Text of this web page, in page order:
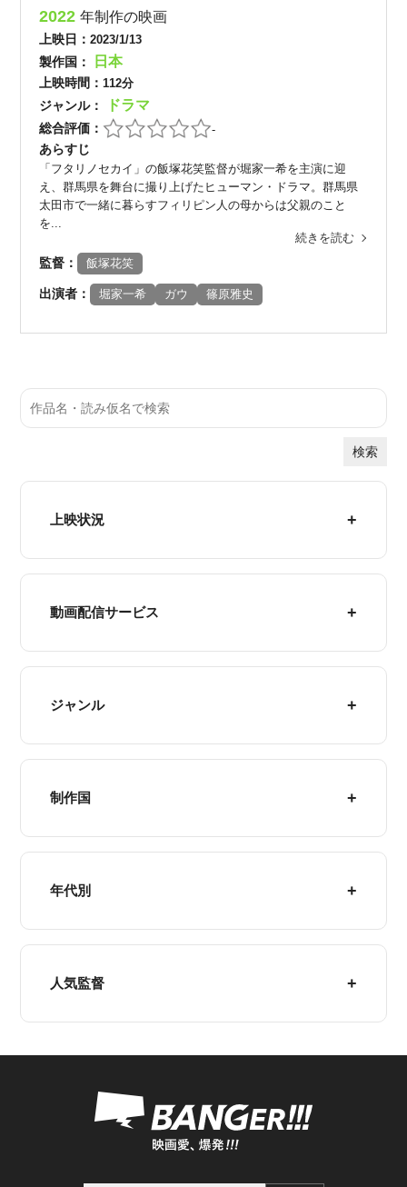
2022年制作の映画
上映日：2023/1/13
製作国： 日本
上映時間： 112分
ジャンル： ドラマ
総合評価： -
あらすじ
「フタリノセカイ」の飯塚花笑監督が堀家一希を主演に迎
え、群馬県を舞台に撮り上げたヒューマン・ドラマ。群馬県
太田市で一緒に暮らすフィリピン人の母からは父親のこと
を...
続きを読む
監督： 飯塚花笑
出演者： 堀家一希 ガウ 篠原雅史
検索
上映状況
動画配信サービス
ジャンル
制作国
年代別
人気監督